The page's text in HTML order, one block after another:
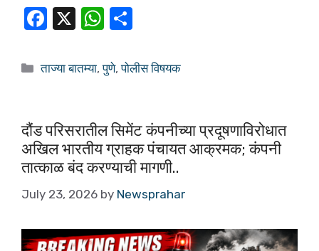
F
c
o
o
k
X
W
at
p
p
ar
ताज्या बातम्या,पुणे,पोलीस विषयक
दौंड परिसरातील सिमेंट कंपनीच्या प्रदूषणाविरोधात
अखिल भारतीय ग्राहक पंचायत आक्रमक; कंपनी
तात्काळ बंद करण्याची मागणी..
July 23, 2026 by Newsprahar